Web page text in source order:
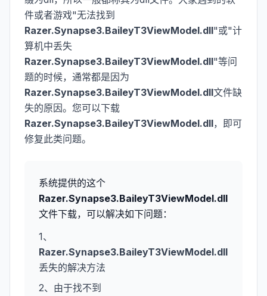
件或者游戏"无法找到
Razer.Synapse3.BaileyT3ViewModel.dll"或"计
算机中丢失
Razer.Synapse3.BaileyT3ViewModel.dll"等问
题的时候，通常都是因为
Razer.Synapse3.BaileyT3ViewModel.dll文件缺
失的原因。您可以下载
Razer.Synapse3.BaileyT3ViewModel.dll，即可
修复此类问题。
系统提供的这个
Razer.Synapse3.BaileyT3ViewModel.dll
文件下载，可以解决如下问题：
1、
Razer.Synapse3.BaileyT3ViewModel.dll
丢失的解决方法
2、由于找不到